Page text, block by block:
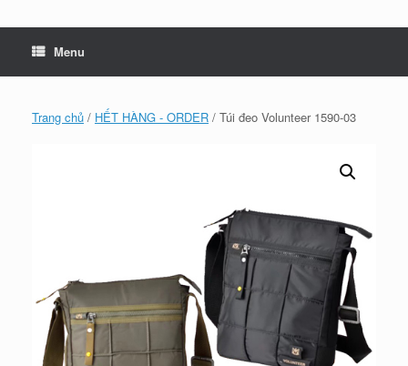
Menu
Trang chủ / HẾT HÀNG - ORDER / Túi đeo Volunteer 1590-03